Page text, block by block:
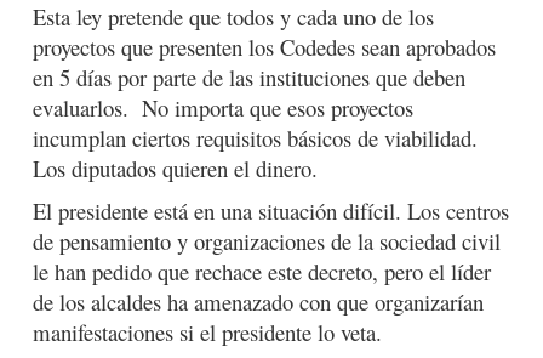
Esta ley pretende que todos y cada uno de los
proyectos que presenten los Codedes sean aprobados
en 5 días por parte de las instituciones que deben
evaluarlos. No importa que esos proyectos
incumplan ciertos requisitos básicos de viabilidad.
Los diputados quieren el dinero.
El presidente está en una situación difícil. Los centros
de pensamiento y organizaciones de la sociedad civil
le han pedido que rechace este decreto, pero el líder
de los alcaldes ha amenazado con que organizarían
manifestaciones si el presidente lo veta.